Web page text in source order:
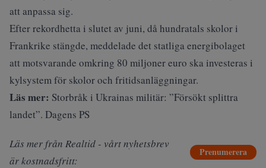
att anpassa sig.
Efter rekordhetta i slutet av juni, då hundratals skolor i
Frankrike stängde, meddelade det statliga energibolaget
att motsvarande omkring 80 miljoner euro ska investeras i
kylsystem för skolor och fritidsanläggningar.
Läs mer: Storbråk i Ukrainas militär: ”Försökt splittra
landet”. Dagens PS
Läs mer från Realtid - vårt nyhetsbrev
är kostnadsfritt:
Prenumerera